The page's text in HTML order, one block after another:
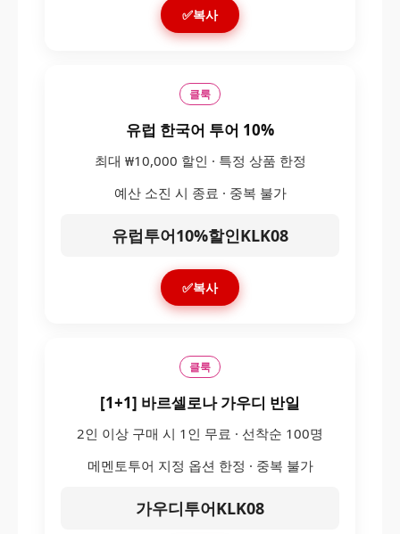
✅복사
클룩
유럽 한국어 투어 10%
최대 ₩10,000 할인 · 특정 상품 한정
예산 소진 시 종료 · 중복 불가
유럽투어10%할인KLK08
✅복사
클룩
[1+1] 바르셀로나 가우디 반일
2인 이상 구매 시 1인 무료 · 선착순 100명
메멘토투어 지정 옵션 한정 · 중복 불가
가우디투어KLK08